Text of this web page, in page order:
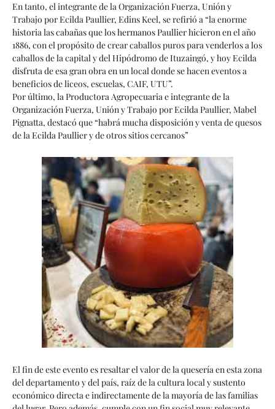
En tanto, el integrante de la Organización Fuerza, Unión y
Trabajo por Ecilda Paullier, Edins Keel, se refirió a “la enorme
historia las cabañas que los hermanos Paullier hicieron en el año
1886, con el propósito de crear caballos puros para venderlos a los
caballos de la capital y del Hipódromo de Ituzaingó, y hoy Ecilda
disfruta de esa gran obra en un local donde se hacen eventos a
beneficios de liceos, escuelas, CAIF, UTU”.
Por último, la Productora Agropecuaria e integrante de la
Organización Fuerza, Unión y Trabajo por Ecilda Paullier, Mabel
Pignatta, destacó que “habrá mucha disposición y venta de quesos
de la Ecilda Paullier y de otros sitios cercanos”
El fin de este evento es resaltar el valor de la quesería en esta zona
del departamento y del país, raíz de la cultura local y sustento
económico directa e indirectamente de la mayoría de las familias